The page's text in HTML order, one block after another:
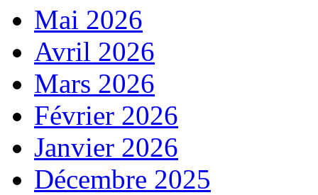
Mai 2026
Avril 2026
Mars 2026
Février 2026
Janvier 2026
Décembre 2025